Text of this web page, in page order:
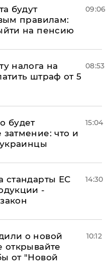
будут
правилам:
на пенсию
09:06
налога на
штраф от 5
08:53
будет
что и
украинцы
15:04
стандарты ЕС
-
14:30
о новой
открывайте
от "Новой
10:12